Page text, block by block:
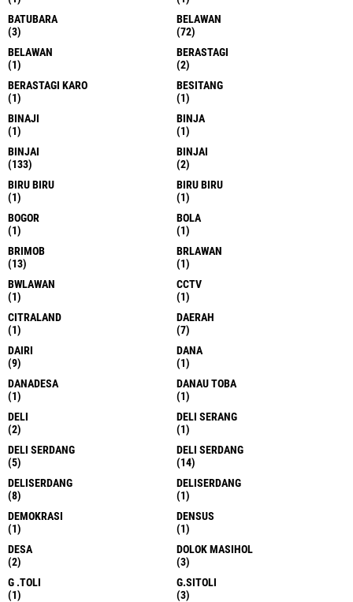
BATUBARA
(3)
BELAWAN
(72)
BELAWAN
(1)
BERASTAGI
(2)
BERASTAGI KARO
(1)
BESITANG
(1)
BINAJI
(1)
BINJA
(1)
BINJAI
(133)
BINJAI
(2)
BIRU BIRU
(1)
BIRU BIRU
(1)
BOGOR
(1)
BOLA
(1)
BRIMOB
(13)
BRLAWAN
(1)
BWLAWAN
(1)
CCTV
(1)
CITRALAND
(1)
DAERAH
(7)
DAIRI
(9)
DANA
(1)
DANADESA
(1)
DANAU TOBA
(1)
DELI
(2)
DELI SERANG
(1)
DELI SERDANG
(5)
DELI SERDANG
(14)
DELISERDANG
(8)
DELISERDANG
(1)
DEMOKRASI
(1)
DENSUS
(1)
DESA
(2)
DOLOK MASIHOL
(3)
G .TOLI
(1)
G.SITOLI
(3)